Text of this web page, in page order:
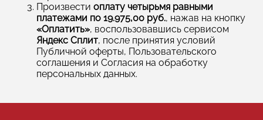
Произвести оплату четырьмя равными
платежами по 19.975,00 руб., нажав на кнопку
«Оплатить», воспользовавшись сервисом
Яндекс Сплит, после принятия условий
Публичной оферты, Пользовательского
соглашения и Согласия на обработку
персональных данных.